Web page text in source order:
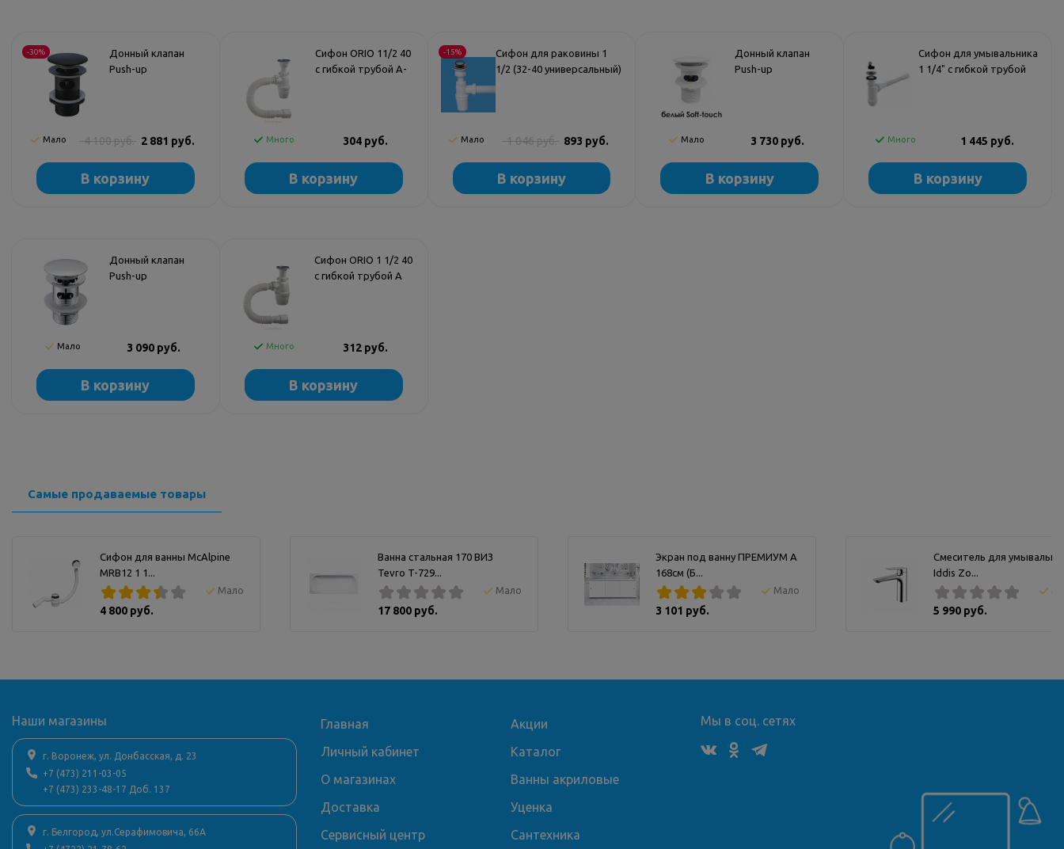
-30%
Донный клапан
Push-up
Мало 4 100 руб. 2 881 руб.
В корзину
Сифон ORIO 11/2 40
с гибкой трубой A-
Много 304 руб.
В корзину
-15%
Сифон для раковины 1
1/2 (32-40 универсальный)
Мало 1 046 руб. 893 руб.
В корзину
Донный клапан
Push-up
Мало 3 730 руб.
В корзину
Сифон для умывальника
1 1/4" с гибкой трубой
Много 1 445 руб.
В корзину
Донный клапан
Push-up
Мало 3 090 руб.
В корзину
Сифон ORIO 1 1/2 40
с гибкой трубой A
Много 312 руб.
В корзину
Самые продаваемые товары
Сифон для ванны McAlpine
MRB12 1 1...
Мало
4 800 руб.
Ванна стальная 170 ВИЗ
Tevro T-729...
Мало
17 800 руб.
Экран под ванну ПРЕМИУМ А
168см (Б...
Мало
3 101 руб.
Смеситель для
Iddis Zo...
5 990 руб.
Наши магазины
г. Воронеж, ул. Донбасская, д. 23
+7 (473) 211-03-05
+7 (473) 233-48-17 Доб. 137
г. Белгород, ул.Серафимовича, 66А
Главная
Личный кабинет
О магазинах
Доставка
Сервисный центр
Акции
Каталог
Ванны акриловые
Уценка
Сантехника
Мы в соц. сетях